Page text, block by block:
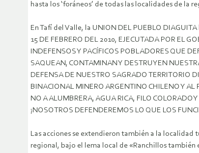
hasta los ‘foráneos’ de todas las localidades de la
En Tafí del Valle, la UNION DEL PUEBLO
15 DE FEBRERO DEL 2010, EJECUTADA POR EL
INDEFENSOS Y PACÍFICOS POBLADORES QUE
SAQUEAN, CONTAMINAN Y DESTRUYEN
DEFENSA DE NUESTRO SAGRADO TERRITORIO
BINACIONAL MINERO ARGENTINO CHILENO Y
NO A ALUMBRERA, AGUA RICA, FILO
¡NOSOTROS DEFENDEREMOS LO QUE LOS
Las acciones se extendieron también a la
regional, bajo el lema local de «Ranchillos también